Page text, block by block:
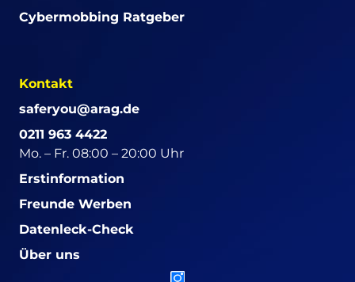
Cybermobbing Ratgeber
Kontakt
saferyou@arag.de
0211 963 4422
Mo. – Fr. 08:00 – 20:00 Uhr
Erstinformation
Freunde Werben
Datenleck-Check
Über uns